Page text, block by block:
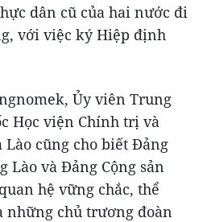
dân cũ của hai nước đi
với việc ký Hiệp định
Ủy viên Trung
Học viện Chính trị và
cũng cho biết Đảng
Lào và Đảng Cộng sản
hệ vững chắc, thể
những chủ trương đoàn